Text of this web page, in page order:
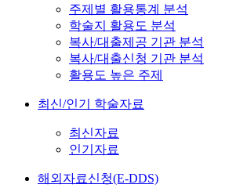
주제별 활용통계 분석
학술지 활용도 분석
복사/대출제공 기관 분석
복사/대출신청 기관 분석
활용도 높은 주제
최신/인기 학술자료
최신자료
인기자료
해외자료신청(E-DDS)